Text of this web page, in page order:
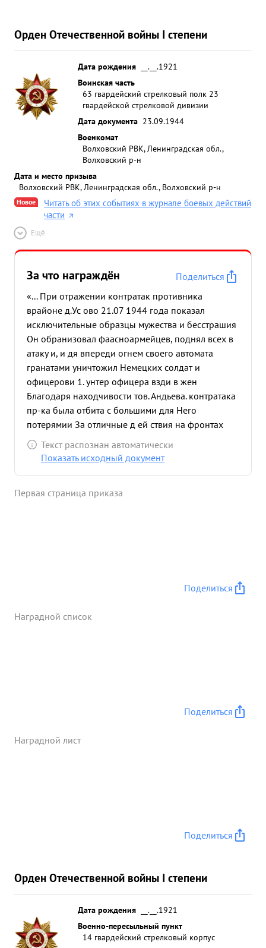
Орден Отечественной войны I степени
Дата рождения
__.__.1921
Воинская часть
63 гвардейский стрелковый полк 23
гвардейской стрелковой дивизии
Дата документа 23.09.1944
Военкомат
Волховский РВК, Ленинградская обл.,
Волховский р-н
Дата и место призыва
Волховский РВК, Ленинградская обл., Волховский р-н
Новое
Читать об этих событиях в журнале боевых действий
части
Ещё
За что награждён
Поделиться
«... При отражении контратак противника
врайоне д.Ус ово 21.07 1944 года показал
исключительные образцы мужества и бесстрашия
Он обранизовал фаасноармейцев, поднял всех в
атаку и, и дя впереди огнем своего автомата
гранатами уничтожил Немецких солдат и
офицерови 1. унтер офицера взди в жен
Благодаря находчивости тов. Андьева. контратака
пр-ка была отбита с большими для Него
потерямии За отличные д ей ствия на фронтах
отечественной войны, (нагража) имеет 3 венных
награды. его ...»
Текст распознан автоматически
Показать исходный документ
Первая страница приказа
Поделиться
Наградной список
Поделиться
Наградной лист
Поделиться
Орден Отечественной войны I степени
Дата рождения
__.__.1921
Военно-пересыльный пункт
14 гвардейский стрелковый корпус